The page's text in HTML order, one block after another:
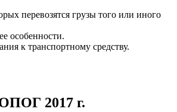
перевозятся грузы того или иного
особенности.
к транспортному средству.
2017 г.